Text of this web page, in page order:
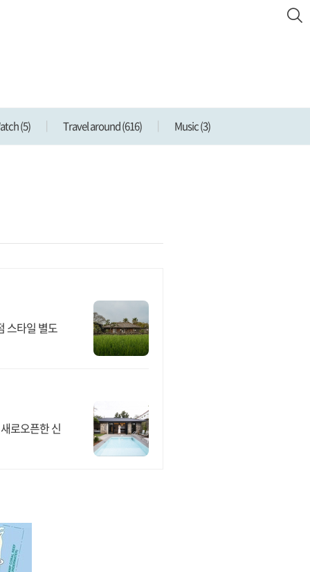
(5) Travel around(616) Music(3)
스타일 별도
로오픈한 신